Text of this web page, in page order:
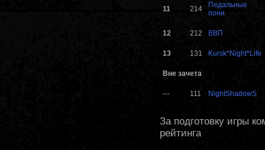
11 214
Педальные
пони
12 212 ВВП
13 131 Kursk*Night*Life
Вне зачета
--- 111 NightShadowS
За подготовку игры
рейтинга